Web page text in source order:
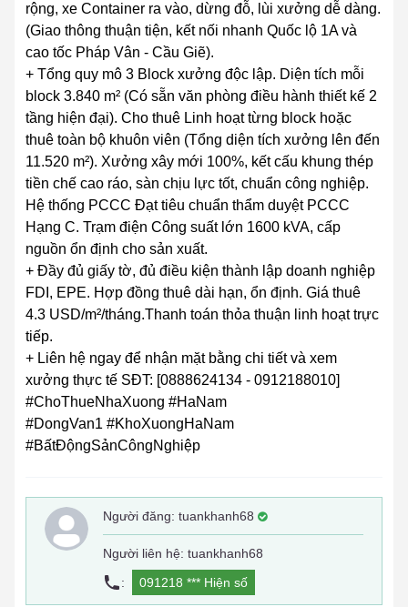
rộng, xe Container ra vào, dừng đỗ, lùi xưởng dễ dàng.
(Giao thông thuận tiện, kết nối nhanh Quốc lộ 1A và
cao tốc Pháp Vân - Cầu Giẽ).
+ Tổng quy mô 3 Block xưởng độc lập. Diện tích mỗi
block 3.840 m² (Có sẵn văn phòng điều hành thiết kế 2
tầng hiện đại). Cho thuê Linh hoạt từng block hoặc
thuê toàn bộ khuôn viên (Tổng diện tích xưởng lên đến
11.520 m²). Xưởng xây mới 100%, kết cấu khung thép
tiền chế cao ráo, sàn chịu lực tốt, chuẩn công nghiệp.
Hệ thống PCCC Đạt tiêu chuẩn thẩm duyệt PCCC
Hạng C. Trạm điện Công suất lớn 1600 kVA, cấp
nguồn ổn định cho sản xuất.
+ Đầy đủ giấy tờ, đủ điều kiện thành lập doanh nghiệp
FDI, EPE. Hợp đồng thuê dài hạn, ổn định. Giá thuê
4.3 USD/m²/tháng.Thanh toán thỏa thuận linh hoạt trực
tiếp.
+ Liên hệ ngay để nhận mặt bằng chi tiết và xem
xưởng thực tế SĐT: [0888624134 - 0912188010]
#ChoThueNhaXuong #HaNam
#DongVan1 #KhoXuongHaNam
#BấtĐộngSảnCôngNghiệp
Người đăng: tuankhanh68
Người liên hệ: tuankhanh68
:
091218 *** Hiện số